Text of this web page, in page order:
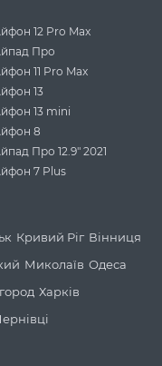
12 Pro Max
Про
11 Pro Max
13
13 mini
8
Про 12.9" 2021
7 Plus
Кривий Ріг Вінниця
Миколаїв Одеса
Харків